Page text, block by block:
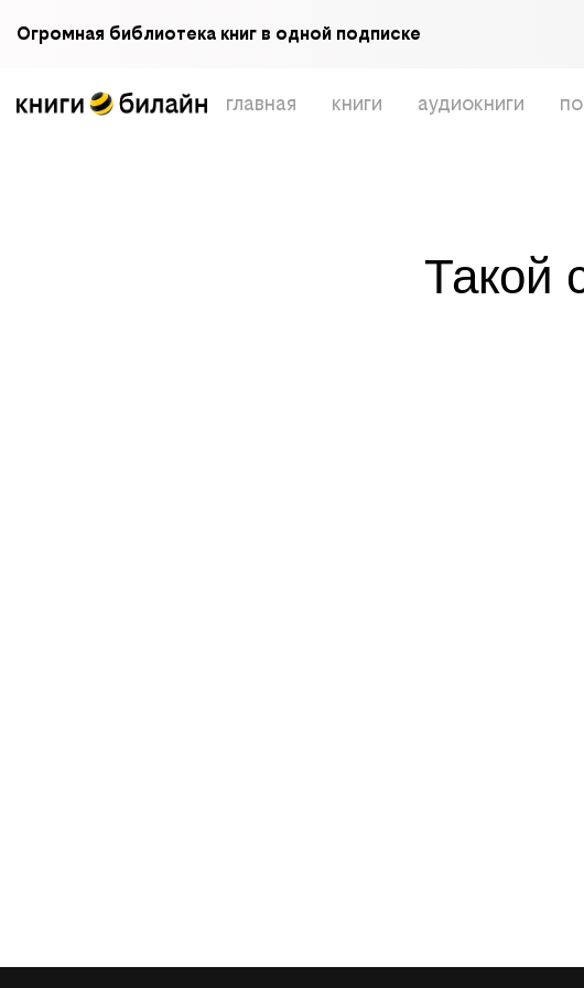
Огромная библиотека книг в одной подписке
главная книги аудиокниги
Такой